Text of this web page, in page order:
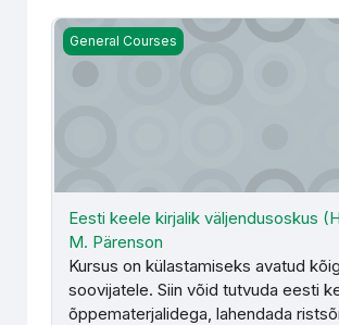
Eesti keele kirjalik väljendusoskus
General Courses
Eesti keele kirjalik väljendusoskus
M. Pärenson
Kursus on külastamiseks avatud
soovijatele. Siin võid tutvuda eesti
õppematerjalidega, lahendada